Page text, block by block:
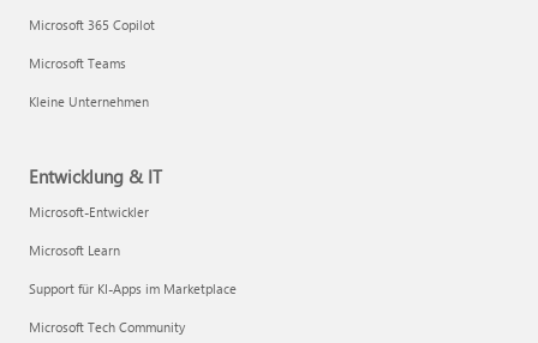
Microsoft 365 Copilot
Microsoft Teams
Kleine Unternehmen
Entwicklung & IT
Microsoft-Entwickler
Microsoft Learn
Support für KI-Apps im Marketplace
Microsoft Tech Community